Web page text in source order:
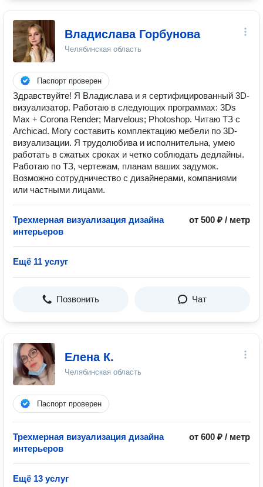
Владислава Горбунова
Челябинская область
Паспорт проверен
Здравствуйте! Я Владислава и я сертифицированный 3D-
визуализатор. Работаю в следующих программах: 3Ds
Max + Corona Render; Marvelous; Photoshop. Читаю ТЗ с
Archicad. Могу составить комплектацию мебели по 3D-
визуализации. Я трудолюбива и исполнительна, умею
работать в сжатых сроках и четко соблюдать дедлайны.
Работаю по ТЗ, чертежам, планам ваших задумок.
Возможно сотрудничество с дизайнерами, компаниями
или частными лицами.
Трехмерная визуализация дизайна
интерьеров
от 500 ₽ / метр
Ещё 11 услуг
Позвонить Чат
Елена К.
Челябинская область
Паспорт проверен
Трехмерная визуализация дизайна
интерьеров
от 600 ₽ / метр
Ещё 13 услуг